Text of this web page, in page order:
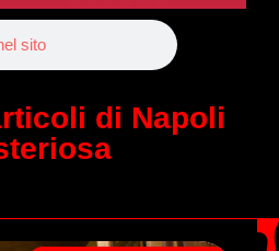
di Napoli